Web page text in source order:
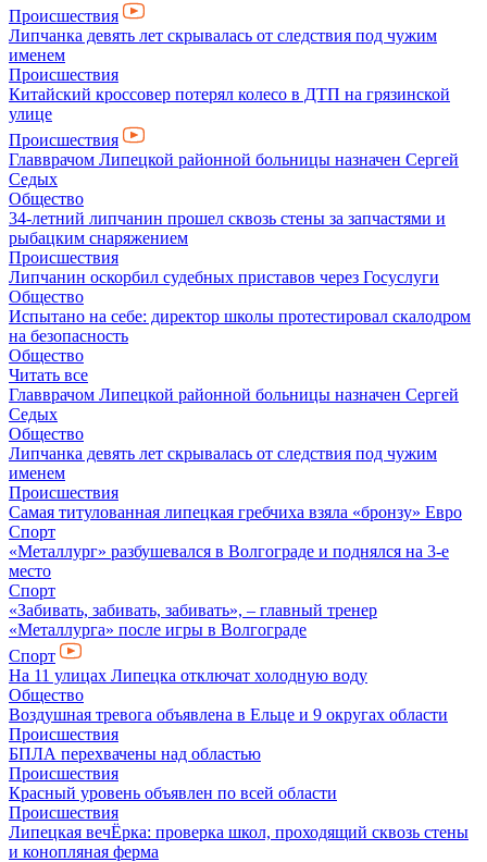
Происшествия
Липчанка девять лет скрывалась от следствия под чужим
именем
Происшествия
Китайский кроссовер потерял колесо в ДТП на грязинской
улице
Происшествия
Главврачом Липецкой районной больницы назначен Сергей
Седых
Общество
34-летний липчанин прошел сквозь стены за запчастями и
рыбацким снаряжением
Происшествия
Липчанин оскорбил судебных приставов через Госуслуги
Общество
Испытано на себе: директор школы протестировал скалодром
на безопасность
Общество
Читать все
Главврачом Липецкой районной больницы назначен Сергей
Седых
Общество
Липчанка девять лет скрывалась от следствия под чужим
именем
Происшествия
Самая титулованная липецкая гребчиха взяла «бронзу» Евро
Спорт
«Металлург» разбушевался в Волгограде и поднялся на 3-е
место
Спорт
«Забивать, забивать, забивать», – главный тренер
«Металлурга» после игры в Волгограде
Спорт
На 11 улицах Липецка отключат холодную воду
Общество
Воздушная тревога объявлена в Ельце и 9 округах области
Происшествия
БПЛА перехвачены над областью
Происшествия
Красный уровень объявлен по всей области
Происшествия
Липецкая вечЁрка: проверка школ, проходящий сквозь стены
и конопляная ферма